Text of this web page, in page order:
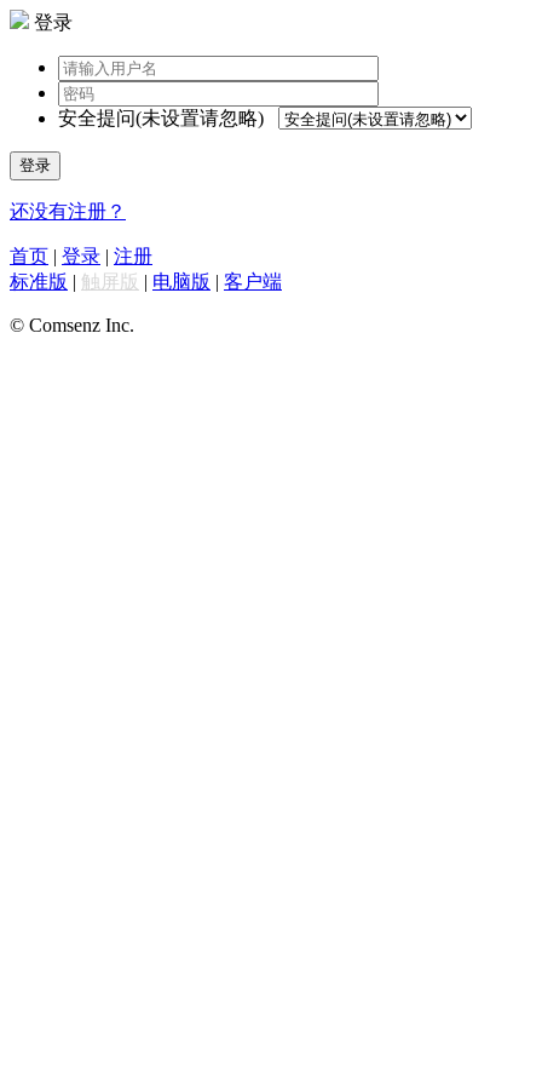
登录
安全提问(未设置请忽略)
登录
还没有注册？
首页 | 登录 | 注册
标准版 | 触屏版 | 电脑版 | 客户端
© Comsenz Inc.